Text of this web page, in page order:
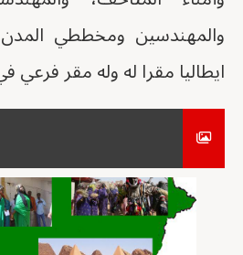
والمهندسين ومخططي
ايطاليا مقرا له وله مقر فرعي